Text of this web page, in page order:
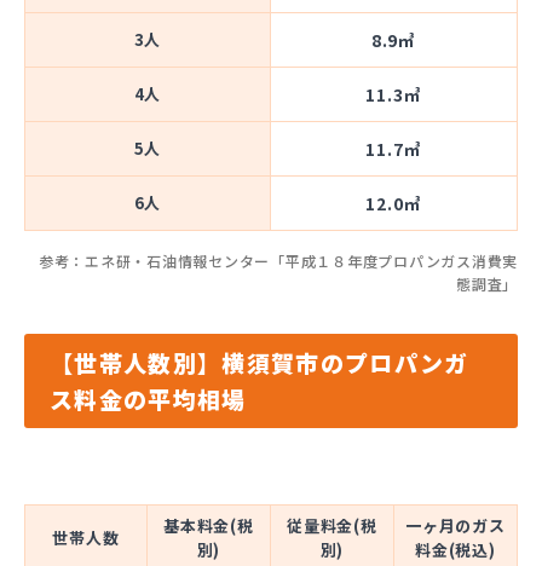
3人 8.9㎥
4人 11.3㎥
5人 11.7㎥
6人 12.0㎥
参考：エネ研・石油情報センター「平成１８年度プロパンガス消費実
態調査」
【世帯人数別】横須賀市のプロパンガ
ス料金の平均相場
世帯人数
基本料金(税
別)
従量料金(税
別)
一ヶ月のガス
料金(税込)